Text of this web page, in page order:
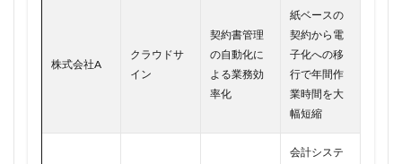
株式会社A
クラウドサ
イン
契約書管理
の自動化に
よる業務効
率化
紙ベースの
契約から電
子化への移
行で年間作
業時間を大
幅短縮
会計システ